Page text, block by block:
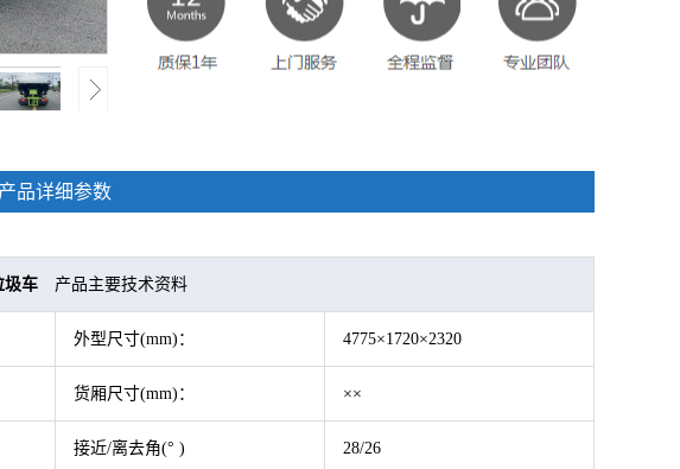
产品详细参数
圾车 产品主要技术资料
外型尺寸(mm)： 4775×1720×2320
货厢尺寸(mm)： ××
接近/离去角(° ) 28/26